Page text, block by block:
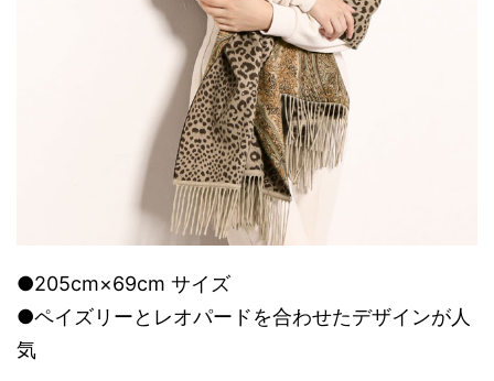
●205cm×69cm サイズ
●ペイズリーとレオパードを合わせたデザインが人
気